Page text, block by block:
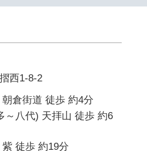
西1-8-2
倉街道 徒歩 約4分
～八代) 天拝山 徒歩 約6
徒歩 約19分